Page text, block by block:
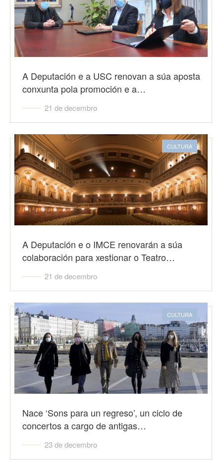
A Deputación e a USC renovan a súa aposta
conxunta pola promoción e a…
21 de decembro
CULTURA
A Deputación e o IMCE renovarán a súa
colaboración para xestionar o Teatro…
21 de decembro
CULTURA
Nace ‘Sons para un regreso’, un ciclo de
concertos a cargo de antigas…
23 de decembro